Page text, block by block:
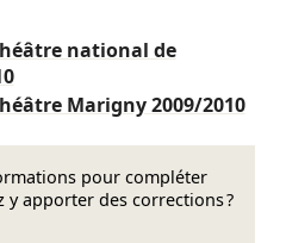
national de
Marigny2009/2010
pour compléter
y apporter des corrections ?